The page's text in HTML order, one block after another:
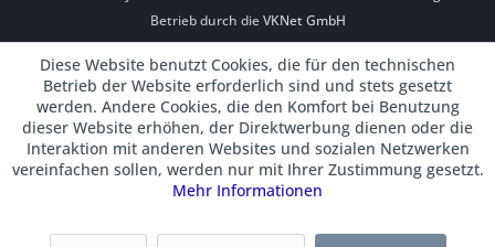
Betrieb durch dieVKNet GmbH
Diese Website benutzt Cookies, die für den technischen
Betrieb der Website erforderlich sind und stets gesetzt
werden. Andere Cookies, die den Komfort bei Benutzung
dieser Website erhöhen, der Direktwerbung dienen oder die
Interaktion mit anderen Websites und sozialen Netzwerken
vereinfachen sollen, werden nur mit Ihrer Zustimmung gesetzt.
Mehr Informationen